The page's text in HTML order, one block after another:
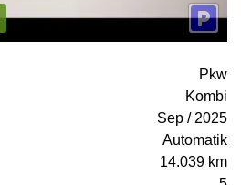
Pkw
Kombi
Sep / 2025
Automatik
14.039 km